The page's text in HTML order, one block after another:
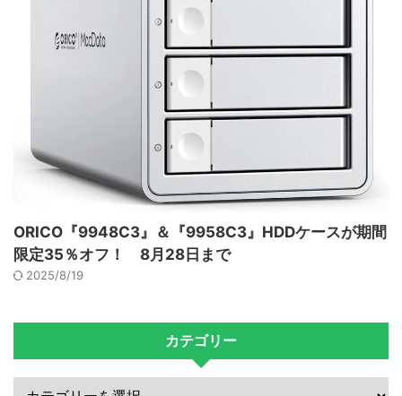
ORICO『9948C3』＆『9958C3』HDDケースが期間
限定35％オフ！ 8月28日まで
2025/8/19
カテゴリー